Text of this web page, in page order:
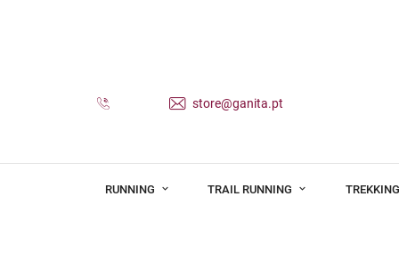
store@ganita.pt
RUNNING TRAIL RUNNING